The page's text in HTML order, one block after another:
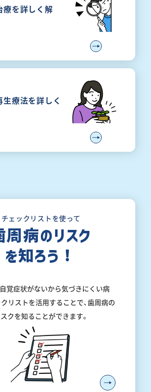
療を詳しく解
療法を詳しく
チェックリストを使って
周病のリスク
を知ろう！
覚症状がないから気づきにくい病
リストを活用することで、歯周病の
クを知ることができます。